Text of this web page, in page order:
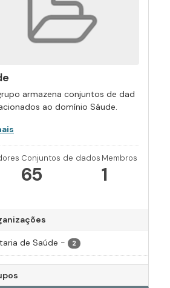
armazena conjuntos de dad
ao domínio Sáude.
Conjuntos de dados
65
Membros
1
de Saúde - 2